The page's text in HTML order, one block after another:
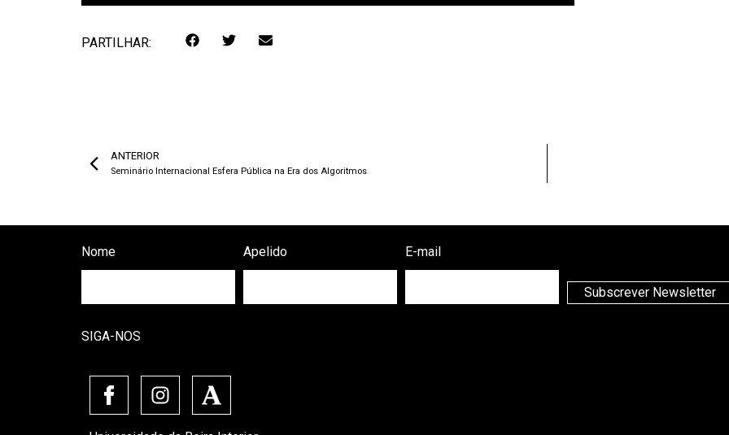
PARTILHAR:
ANTERIOR
Seminário Internacional Esfera Pública na Era dos Algoritmos
Nome Apelido E-mail
Subscrever Newsletter
SIGA-NOS